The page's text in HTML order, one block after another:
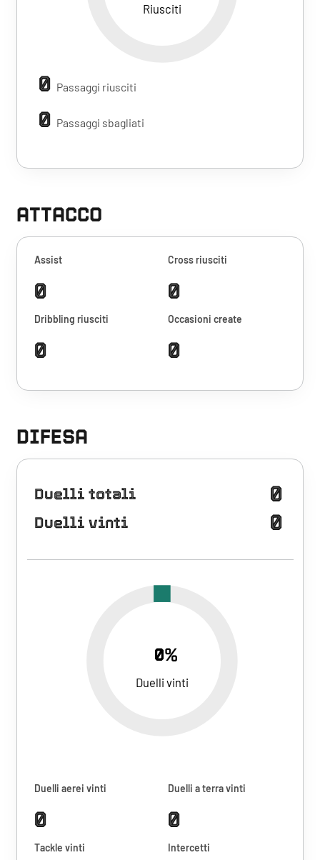
Riusciti
0 Passaggi riusciti
0 Passaggi sbagliati
ATTACCO
Assist
0
Cross riusciti
0
Dribbling riusciti
0
Occasioni create
0
DIFESA
Duelli totali 0
Duelli vinti 0
0%
Duelli vinti
Duelli aerei vinti
0
Duelli a terra vinti
0
Tackle vinti Intercetti